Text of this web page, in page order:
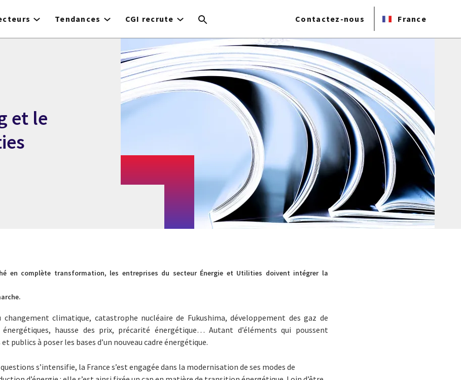
Tendances CGI recrute Contactez-nous France
et le
en complète transformation, les entreprises du secteur Énergie et Utilities doivent intégrer la
changement climatique, catastrophe nucléaire de Fukushima, développement des gaz de
hausse des prix, précarité énergétique… Autant d’éléments qui poussent
publics à poser les bases d’un nouveau cadre énergétique.
s’intensifie, la France s’est engagée dans la modernisation de ses modes de